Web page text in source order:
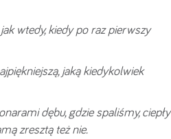
wtedy, kiedy po raz pierwszy
jaką kiedykolwiek
dębu, gdzie spaliśmy, ciepły
zresztą też nie.